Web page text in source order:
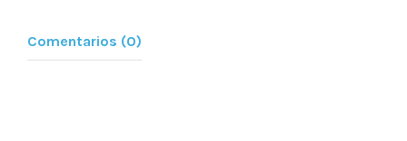
Comentarios (0)